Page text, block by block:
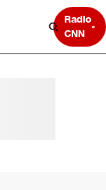
Radio
CNN